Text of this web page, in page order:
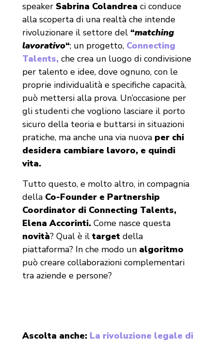
speaker Sabrina Colandrea ci conduce
alla scoperta di una realtà che intende
rivoluzionare il settore del “matching
lavorativo“; un progetto, Connecting
Talents,che crea un luogo di condivisione
per talento e idee, dove ognuno, con le
proprie individualità e specifiche capacità,
può mettersi alla prova. Un’occasione per
gli studenti che vogliono lasciare il porto
sicuro della teoria e buttarsi in situazioni
pratiche, ma anche una via nuova per chi
desidera cambiare lavoro, e quindi
vita.
Tutto questo, e molto altro, in compagnia
della Co-Founder e Partnership
Coordinator di Connecting Talents,
Elena Accorinti. Come nasce questa
novità? Qual è il targetdella
piattaforma? In che modo un algoritmo
può creare collaborazioni complementari
tra aziende e persone?
Ascolta anche: La rivoluzione legale di